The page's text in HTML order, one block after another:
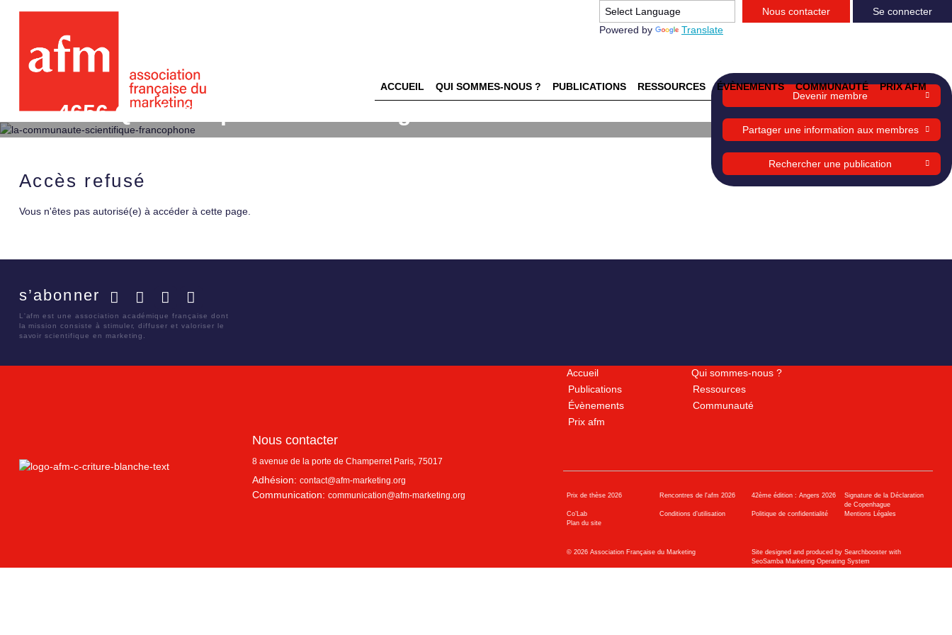
Powered by Translate
Nous contacter Se connecter
ACCUEIL QUI SOMMES-NOUS ? PUBLICATIONS RESSOURCES ÉVÈNEMENTS COMMUNAUTÉ PRIX AFM
4656 Quel rôle pour le Marketing dans la valorisation des
brevets d'invention ?
Devenir membre
Partager une information aux membres
Rechercher une publication
Accès refusé
Vous n'êtes pas autorisé(e) à accéder à cette page.
s’abonner
L'afm est une association académique française dont
la mission consiste à stimuler, diffuser et valoriser le
savoir scientifique en marketing.
Nous contacter
8 avenue de la porte de Champerret Paris, 75017
Adhésion: contact@afm-marketing.org
Communication: communication@afm-marketing.org
Accueil
Qui sommes-nous ?
Publications
Ressources
Évènements
Communauté
Prix afm
Prix de thèse 2026 Rencontres de l'afm 2026 42ème édition : Angers 2026
Signature de la Déclaration
de Copenhague
Co’Lab
Conditions d’utilisation Politique de confidentialité
Mentions Légales
Plan du site
© 2026Association Française du Marketing
Site designed and produced by Searchbooster with
SeoSamba Marketing Operating System